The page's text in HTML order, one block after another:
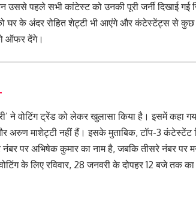
उससे पहले सभी कांटेस्ट को उनकी पूरी जर्नी दिखाई गई
घर के अंदर रोहित शेट्टी भी आएंगे और कंटेस्‍टेंट्स से
ऑफर देंगे।
ने वोटिंग ट्रेंड को लेकर खुलासा किया है। इसमें कहा
अरुण माशेट्टी नहीं हैं। इसके मुताबिक, टॉप-3 कंटेस्‍टेंट
पर अभ‍िषेक कुमार का नाम है, जबकि तीसरे नंबर पर
के लिए रविवार, 28 जनवरी के दोपहर 12 बजे तक